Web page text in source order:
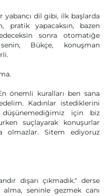
yabancı dil gibi, ilk başlarda
pratik yapacaksın, bazen
sonra otomatiğe
Bükçe, konuşman
önemli kuralları ben sana
Kadınlar istediklerini
düşünemediğimiz için biz
suçlayarak konuşurlar
olmazlar. Sitem ediyoruz
dışarı çıkmadık." derse
seninle gezmek canı